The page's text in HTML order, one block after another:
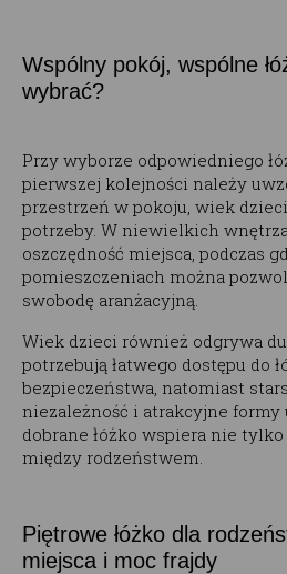
Wspólny pokój, wspólne
wybrać?
Przy wyborze odpowiedniego
pierwszej kolejności należy
przestrzeń w pokoju, wiek
potrzeby. W niewielkich
oszczędność miejsca, podczas
pomieszczeniach można
swobodę aranżacyjną.
Wiek dzieci również odgrywa
potrzebują łatwego dostępu do
bezpieczeństwa, natomiast
niezależność i atrakcyjne formy
dobrane łóżko wspiera nie
między rodzeństwem.
Piętrowe łóżko dla
miejsca i moc frajdy